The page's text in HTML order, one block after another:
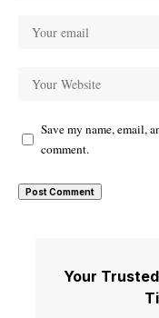
Save my name, email,
comment.
Your